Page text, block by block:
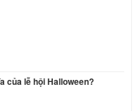
của lễ hội Halloween?